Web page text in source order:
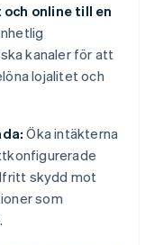
online till en
kanaler för att
lojalitet och
Öka intäkterna
skydd mot
som